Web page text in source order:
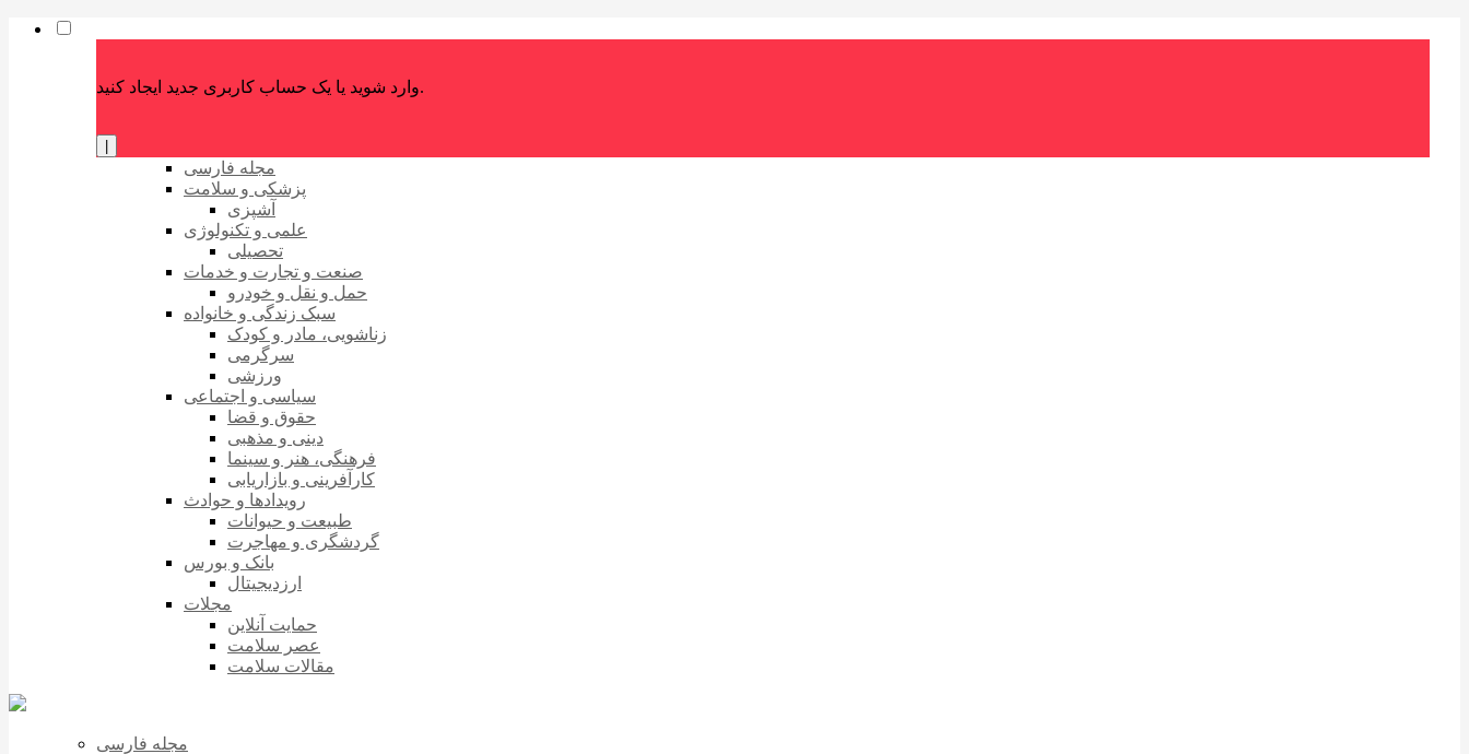
وارد شوید یا یک حساب کاربری جدید ایجاد کنید.
مجله فارسی
پزشکی و سلامت
آشپزی
علمی و تکنولوژی
تحصیلی
صنعت و تجارت و خدمات
حمل و نقل و خودرو
سبک زندگی و خانواده
زناشویی، مادر و کودک
سرگرمی
ورزشی
سیاسی و اجتماعی
حقوق و قضا
دینی و مذهبی
فرهنگی، هنر و سینما
کارآفرینی و بازاریابی
رویدادها و حوادث
طبیعت و حیوانات
گردشگری و مهاجرت
بانک و بورس
ارزدیجیتال
مجلات
حمایت آنلاین
عصر سلامت
مقالات سلامت
مجله فارسی